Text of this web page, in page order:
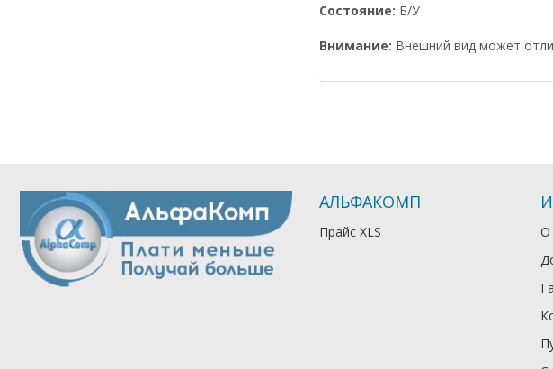
Состояние: Б/У
Внимание: Внешний вид может
АЛЬФАКОМП
Прайс XLS
О